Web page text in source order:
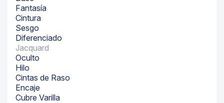
Fantasía
Cintura
Sesgo
Diferenciado
Jacquard
Oculto
Hilo
Cintas de Raso
Encaje
Cubre Varilla